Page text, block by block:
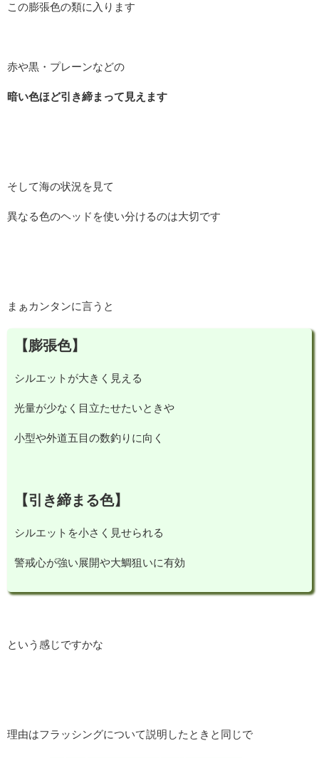
この膨張色の類に入ります
赤や黒・プレーンなどの
暗い色ほど引き締まって見えます
そして海の状況を見て
異なる色のヘッドを使い分けるのは大切です
まぁカンタンに言うと
【膨張色】
シルエットが大きく見える
光量が少なく目立たせたいときや
小型や外道五目の数釣りに向く
【引き締まる色】
シルエットを小さく見せられる
警戒心が強い展開や大鯛狙いに有効
という感じですかな
理由はフラッシングについて説明したときと同じで